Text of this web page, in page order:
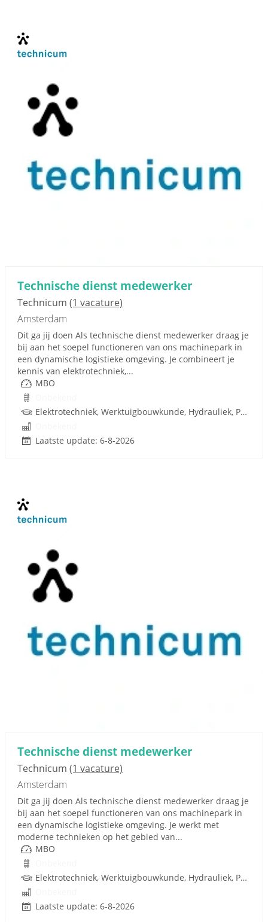
Technische dienst medewerker
Technicum (1 vacature)
Amsterdam
Dit ga jij doen Als technische dienst medewerker draag je
bij aan het soepel functioneren van ons machinepark in
een dynamische logistieke omgeving. Je combineert je
kennis van elektrotechniek,...
MBO
Elektrotechniek, Werktuigbouwkunde, Hydrauliek, Pneumatiek
Laatste update: 6-8-2026
Technische dienst medewerker
Technicum (1 vacature)
Amsterdam
Dit ga jij doen Als technische dienst medewerker draag je
bij aan het soepel functioneren van ons machinepark in
een dynamische logistieke omgeving. Je werkt met
moderne technieken op het gebied van...
MBO
Elektrotechniek, Werktuigbouwkunde, Hydrauliek, Pneumatiek
Laatste update: 6-8-2026